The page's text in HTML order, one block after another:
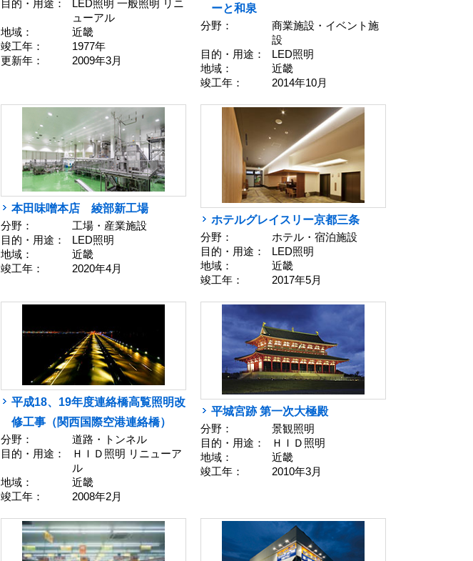
目的・用途：
LED照明 一般照明 リニ
ューアル
地域：
近畿
竣工年：
1977年
更新年：
2009年3月
ーと和泉
分野：
商業施設・イベント施
設
目的・用途：
LED照明
地域：
近畿
竣工年：
2014年10月
本田味噌本店 綾部新工場
分野：
工場・産業施設
目的・用途：
LED照明
地域：
近畿
竣工年：
2020年4月
ホテルグレイスリー京都三条
分野：
ホテル・宿泊施設
目的・用途：
LED照明
地域：
近畿
竣工年：
2017年5月
平成18、19年度連絡橋高覧照明改
修工事（関西国際空港連絡橋）
分野：
道路・トンネル
目的・用途：
ＨＩＤ照明 リニューア
ル
地域：
近畿
竣工年：
2008年2月
平城宮跡 第一次大極殿
分野：
景観照明
目的・用途：
ＨＩＤ照明
地域：
近畿
竣工年：
2010年3月